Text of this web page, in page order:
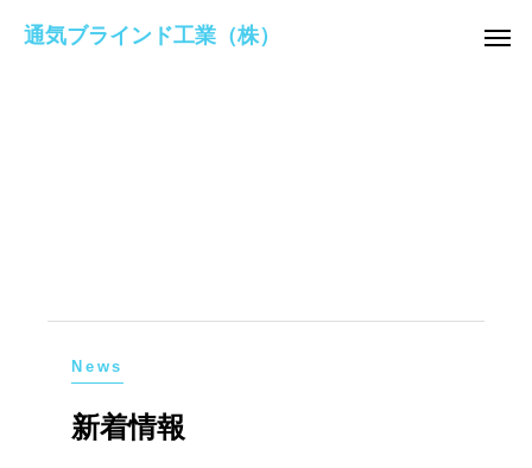
通気ブラインド工業（株）
News
新着情報